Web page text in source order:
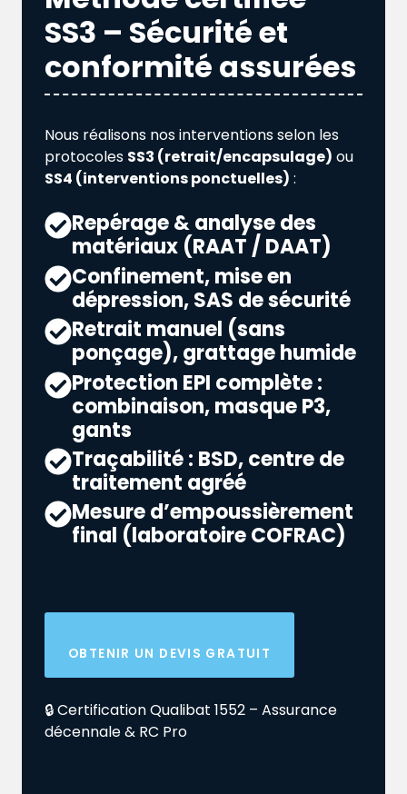
SS3 – Sécurité et
conformité assurées
Nous réalisons nos interventions selon les
protocoles SS3 (retrait/encapsulage) ou
SS4 (interventions ponctuelles) :
Repérage & analyse des
matériaux (RAAT / DAAT)
Confinement, mise en
dépression, SAS de sécurité
Retrait manuel (sans
ponçage), grattage humide
Protection EPI complète :
combinaison, masque P3,
gants
Traçabilité : BSD, centre de
traitement agréé
Mesure d’empoussièrement
final (laboratoire COFRAC)
OBTENIR UN DEVIS GRATUIT
🔒 Certification Qualibat 1552 – Assurance
décennale & RC Pro